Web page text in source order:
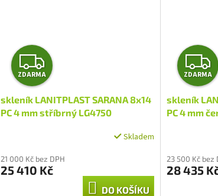
Z
D
A
M
ZDARMA
skleník LANITPLAST SARANA 8x14
PC 4 mm stříbrný LG4750
Skladem
21 000 Kč bez DPH
25 410 Kč
DO KOŠÍKU
D
ZDARMA
skleník
PC 4 mm
23 500 Kč bez
28 435